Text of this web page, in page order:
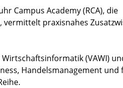
Campus Academy (RCA), die
praxisnahes
(VAWI)
Handelsmanagement und